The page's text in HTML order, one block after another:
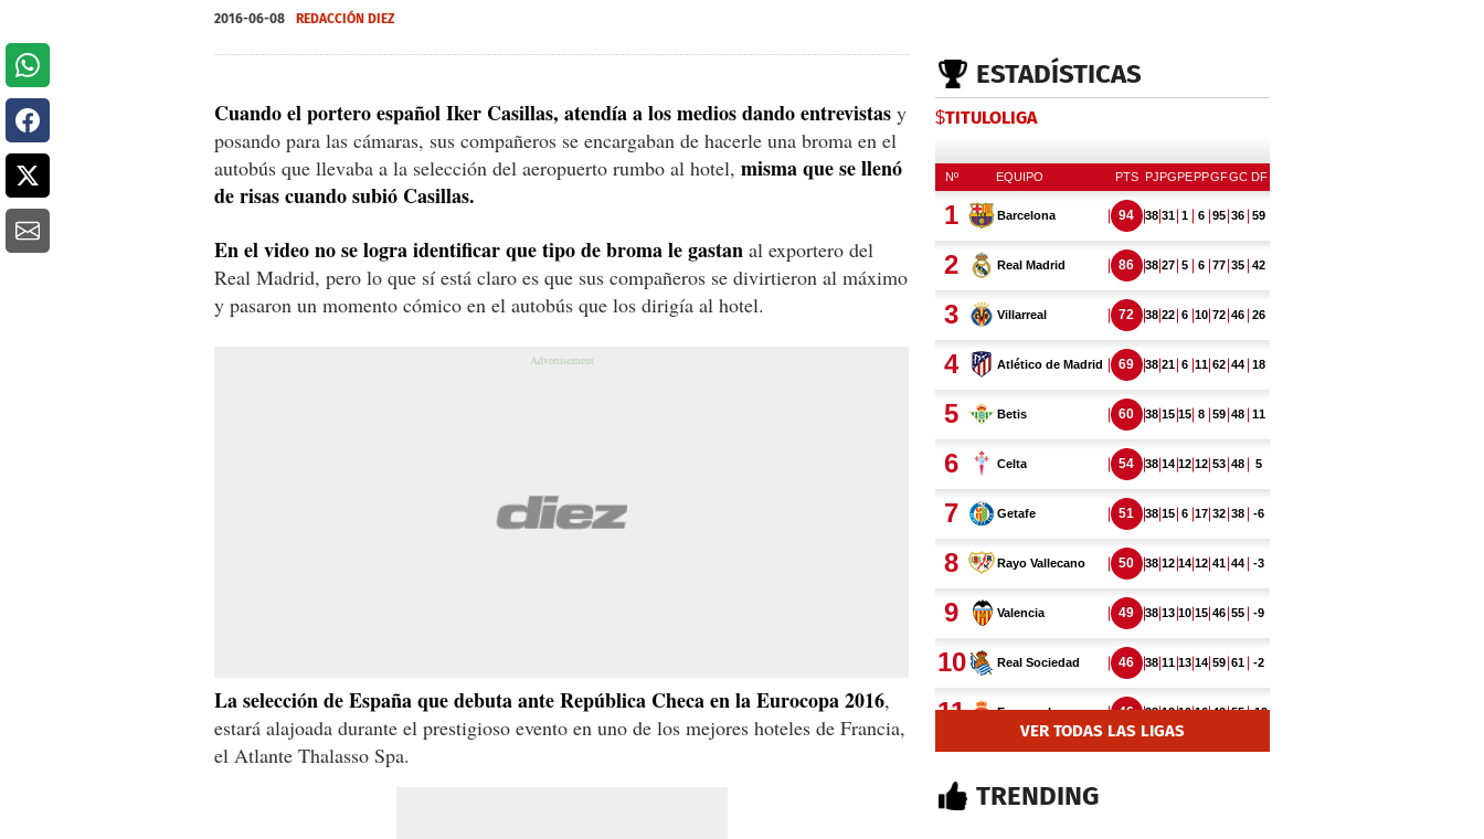
2016-06-08 REDACCIÓN DIEZ
Cuando el portero español Iker Casillas, atendía a los medios dando entrevistas y
posando para las cámaras, sus compañeros se encargaban de hacerle una broma en el
autobús que llevaba a la selección del aeropuerto rumbo al hotel, misma que se llenó
de risas cuando subió Casillas.
En el video no se logra identificar que tipo de broma le gastan al exportero del
Real Madrid, pero lo que sí está claro es que sus compañeros se divirtieron al máximo
y pasaron un momento cómico en el autobús que los dirigía al hotel.
La selección de España que debuta ante República Checa en la Eurocopa 2016,
estará alajoada durante el prestigioso evento en uno de los mejores hoteles de Francia,
el Atlante Thalasso Spa.
ESTADÍSTICAS
$TITULOLIGA
VER TODAS LAS LIGAS
TRENDING